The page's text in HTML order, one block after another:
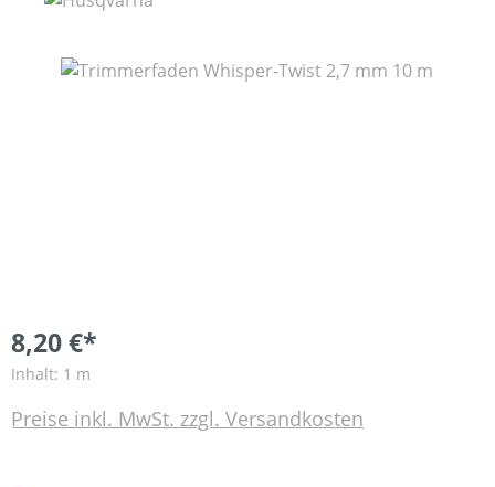
Bildergalerie überspringen
8,20 €*
Inhalt: 1 m
Preise inkl. MwSt. zzgl. Versandkosten